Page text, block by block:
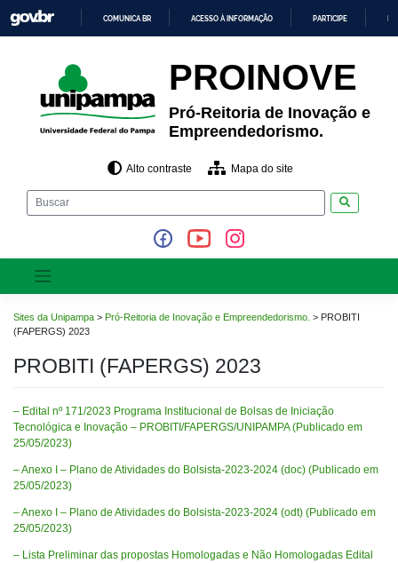
para
o
CONTEÚDO
COMUNICA BR ACESSO À INFORMAÇÃO PARTICIPE
PROINOVE
Pró-Reitoria de Inovação e
Empreendedorismo.
Alto contraste Mapa do site
Sites da Unipampa > Pró-Reitoria de Inovação e Empreendedorismo. > PROBITI
(FAPERGS) 2023
PROBITI (FAPERGS) 2023
– Edital nº 171/2023 Programa Institucional de Bolsas de Iniciação
Tecnológica e Inovação – PROBITI/FAPERGS/UNIPAMPA (Publicado em
25/05/2023)
– Anexo I – Plano de Atividades do Bolsista-2023-2024 (doc) (Publicado em
25/05/2023)
– Anexo I – Plano de Atividades do Bolsista-2023-2024 (odt) (Publicado em
25/05/2023)
– Lista Preliminar das propostas Homologadas e Não Homologadas Edital